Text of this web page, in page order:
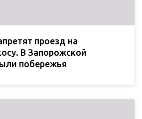
проезд на
В Запорожской
побережья